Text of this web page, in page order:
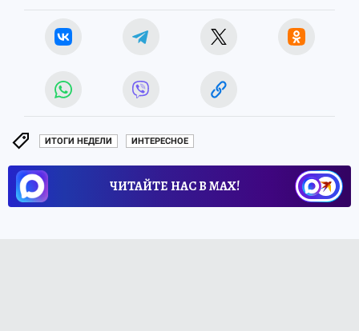
ИТОГИ НЕДЕЛИ ИНТЕРЕСНОЕ
ЧИТАЙТЕ НАС В МАХ!